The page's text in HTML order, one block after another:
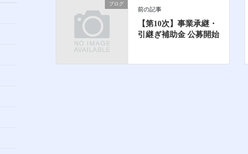
ブログ
前の記事
【第10次】事業承継・
引継ぎ補助金 公募開始